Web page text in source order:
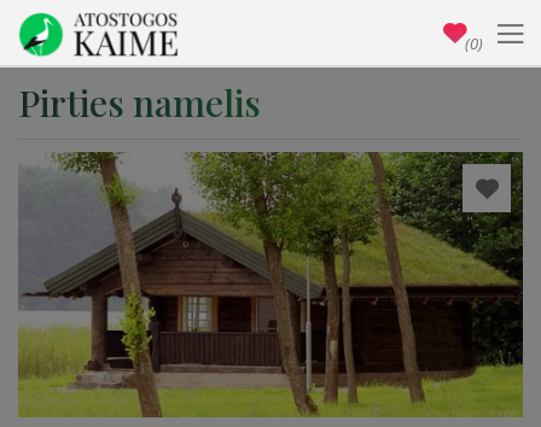
Pirties namelis
(0)